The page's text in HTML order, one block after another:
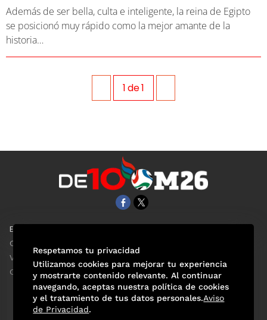
Además de ser bella, culta e inteligente, la reina de Egipto
se posicionó muy rápido como la mejor amante de la
historia…
1de1
EL UNIVERSAL
Clase
ViveUSA
Confabulario
Respetamos tu privacidad
Utilizamos cookies para mejorar tu experiencia
y mostrarte contenido relevante. Al continuar
navegando, aceptas nuestra política de cookies
y el tratamiento de tus datos personales.Aviso
de Privacidad.